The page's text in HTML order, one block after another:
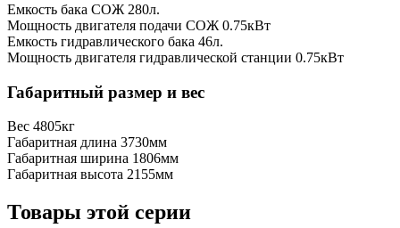
Емкость бака СОЖ 280л.
Мощность двигателя подачи СОЖ 0.75кВт
Емкость гидравлического бака 46л.
Мощность двигателя гидравлической станции 0.75кВт
Габаритный размер и вес
Вес 4805кг
Габаритная длина 3730мм
Габаритная ширина 1806мм
Габаритная высота 2155мм
Товары этой серии